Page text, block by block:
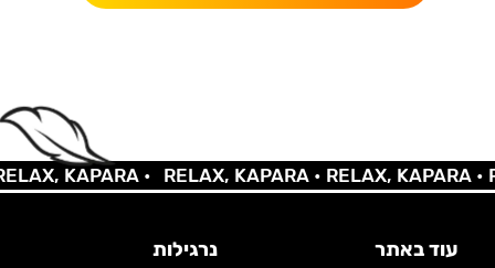
KAPARA • RELAX, KAPARA •RELAX, KAPARA •
עוד באתר נרגילות